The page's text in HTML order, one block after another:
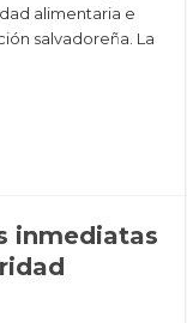
alimentaria e
salvadoreña. La
inmediatas